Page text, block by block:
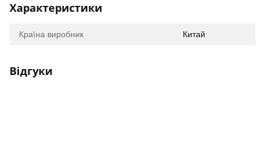
Характеристики
Країна виробник Китай
Відгуки